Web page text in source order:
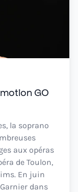
GO
la soprano
aux opéras
de Toulon,
En juin
dans